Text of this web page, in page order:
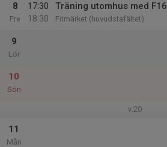
8
Fre
17:30
18:30
Träning utomhus med F16
Frimärket (huvudstafältet)
9
Lör
10
Sön
v.20
11
Mån